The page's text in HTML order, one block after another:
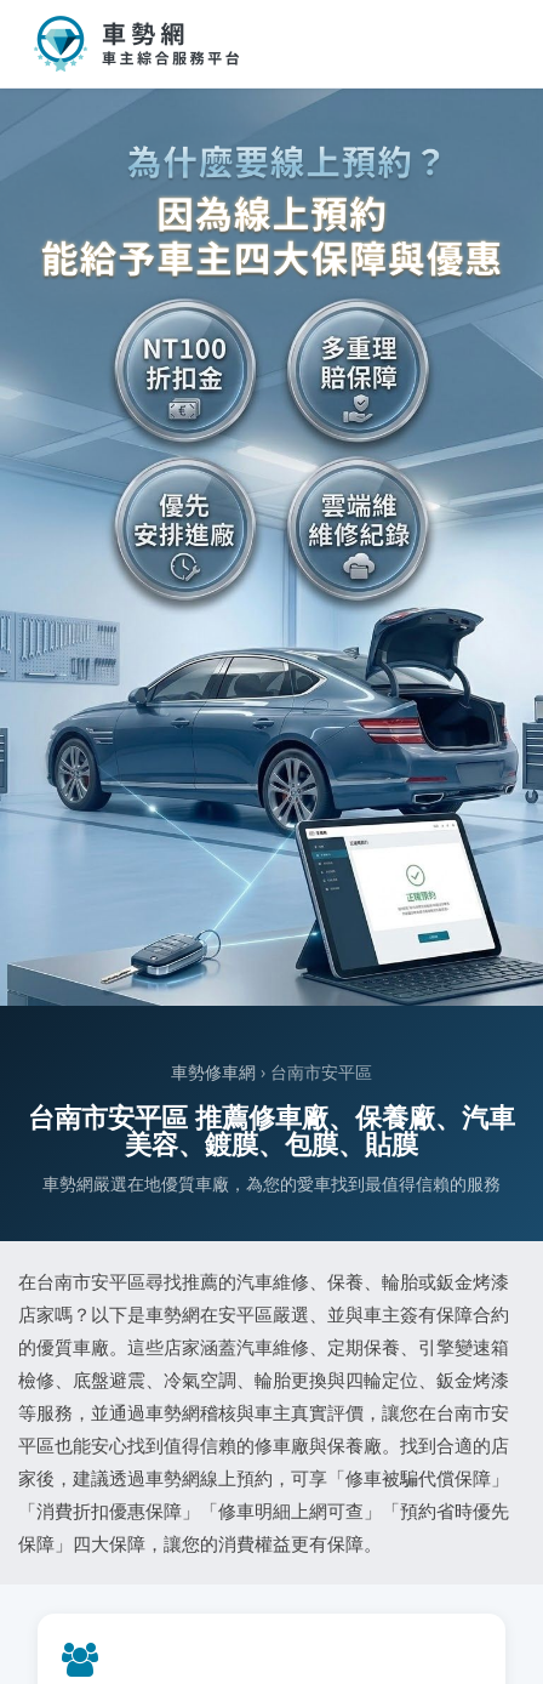
車勢修車網 › 台南市安平區
台南市安平區 推薦修車廠、保養廠、汽車
美容、鍍膜、包膜、貼膜
車勢網嚴選在地優質車廠，為您的愛車找到最值得信賴的服務
在台南市安平區尋找推薦的汽車維修、保養、輪胎或鈑金烤漆
店家嗎？以下是車勢網在安平區嚴選、並與車主簽有保障合約
的優質車廠。這些店家涵蓋汽車維修、定期保養、引擎變速箱
檢修、底盤避震、冷氣空調、輪胎更換與四輪定位、鈑金烤漆
等服務，並通過車勢網稽核與車主真實評價，讓您在台南市安
平區也能安心找到值得信賴的修車廠與保養廠。找到合適的店
家後，建議透過車勢網線上預約，可享「修車被騙代償保障」
「消費折扣優惠保障」「修車明細上網可查」「預約省時優先
保障」四大保障，讓您的消費權益更有保障。